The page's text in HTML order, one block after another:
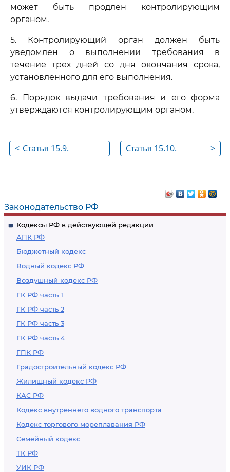
Законодательство РФ
Кодексы РФ в действующей редакции
АПК РФ
Бюджетный кодекс
Водный кодекс РФ
Воздушный кодекс РФ
ГК РФ часть 1
ГК РФ часть 2
ГК РФ часть 3
ГК РФ часть 4
ГПК РФ
Градостроительный кодекс РФ
Жилищный кодекс РФ
КАС РФ
Кодекс внутреннего водного транспорта
Кодекс торгового мореплавания РФ
Семейный кодекс
ТК РФ
УИК РФ
может быть продлен контролирующим
органом.
5. Контролирующий орган должен быть
уведомлен о выполнении требования в
течение трех дней со дня окончания срока,
установленного для его выполнения.
6. Порядок выдачи требования и его форма
утверждаются контролирующим органом.
< Статья 15.9.
>
Статья 15.10.
органа по
соблюдению
охраняемой
законом тайны и